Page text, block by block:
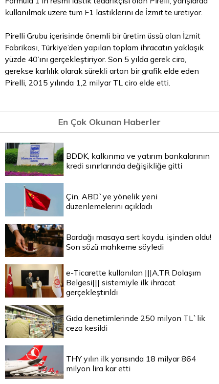
kullanılmak üzere tüm F1 lastiklerini de İzmit’te üretiyor.
Pirelli Grubu içerisinde önemli bir üretim üssü olan İzmit
Fabrikası, Türkiye’den yapılan toplam ihracatın yaklaşık
yüzde 40’ını gerçekleştiriyor. Son 5 yılda gerek ciro,
gerekse karlılık olarak sürekli artan bir grafik elde eden
Pirelli, 2015 yılında 1,2 milyar TL ciro elde etti.
En Çok Okunan Haberler
BDDK, kalkınma ve yatırım bankalarının
kredi sınırlarında değişikliğe gitti
Çin, ABD`ye yönelik yeni
düzenlemelerini açıkladı
Bardağı masaya sert koydu, işinden oldu!
Son sözü mahkeme söyledi
e-Ticarette kullanılan |||A.TR Dolaşım
Belgesi||| sistemiyle ilk ihracat
gerçekleştirildi
Gıda denetimlerinde 250 milyon TL`lik
ceza kesildi
THY yılın ilk yarısında 18 milyar 864
milyon lira kar etti